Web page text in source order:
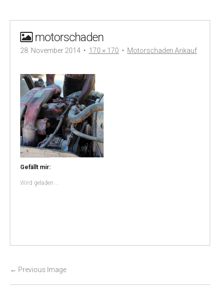
motorschaden
28. November 2014 • 170 × 170 • Motorschaden Ankauf
Gefällt mir:
Wird geladen …
P
o
← Previous Image